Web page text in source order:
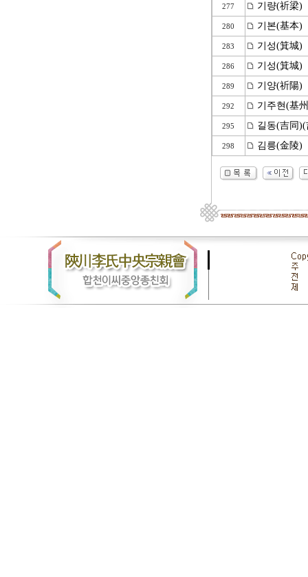
277 기량(祈梁)
280 기본(基本)
283 기성(箕城)
286 기성(箕城)
289 기양(祈陽)
292 기주현(基
295 길동(吉同)(
298 김릉(金陵)